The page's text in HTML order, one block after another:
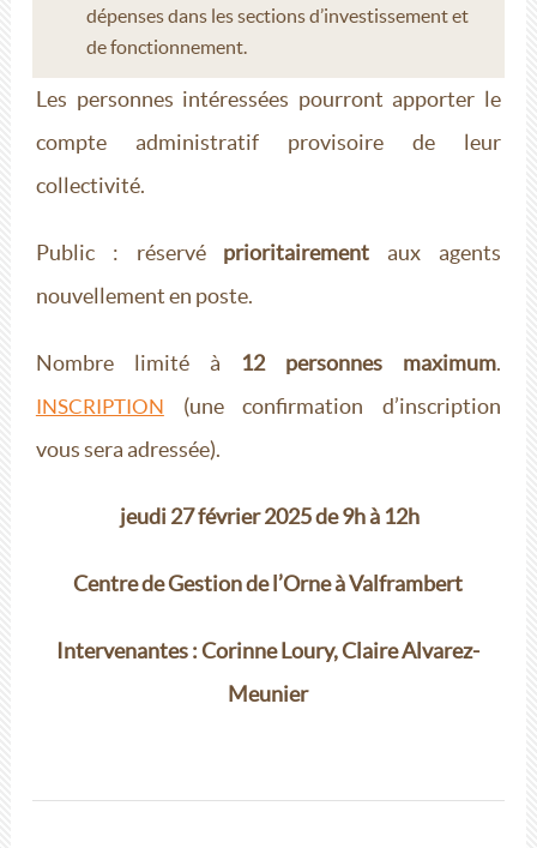
dépenses dans les sections d’investissement et
de fonctionnement.
Les personnes intéressées pourront apporter le
compte administratif provisoire de leur
collectivité.
Public : réservé prioritairement aux agents
nouvellement en poste.
Nombre limité à 12 personnes maximum.
INSCRIPTION (une confirmation d’inscription
vous sera adressée).
jeudi 27 février 2025 de 9h à 12h
Centre de Gestion de l’Orne à Valframbert
Intervenantes : Corinne Loury, Claire Alvarez-
Meunier